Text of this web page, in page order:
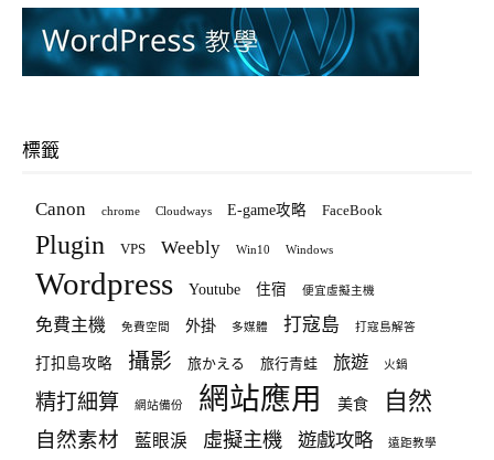
標籤
Canon chrome Cloudways E-game攻略 FaceBook
Plugin VPS Weebly Win10 Windows
Wordpress Youtube 住宿 便宜虛擬主機
免費主機 免費空間 外掛 多媒體 打寇島 打寇島解答
打扣島攻略 攝影 旅かえる 旅行青蛙 旅遊 火鍋
精打細算 網站備份 網站應用 美食 自然
自然素材 藍眼淚 虛擬主機 遊戲攻略 遠距教學